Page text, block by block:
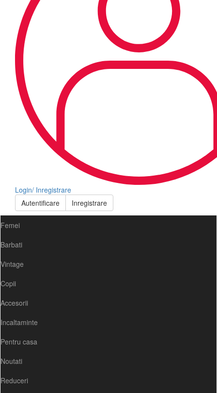
Login/ Inregistrare
Autentificare
Inregistrare
Femei
Barbati
Vintage
Copii
Accesorii
Incaltaminte
Pentru casa
Noutati
Reduceri